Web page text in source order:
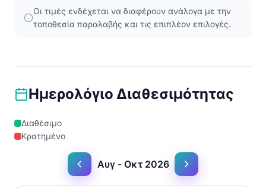
Οι τιμές ενδέχεται να διαφέρουν ανάλογα με την
τοποθεσία παραλαβής και τις επιπλέον επιλογές.
Ημερολόγιο Διαθεσιμότητας
Διαθέσιμο
Κρατημένο
Αυγ - Οκτ 2026